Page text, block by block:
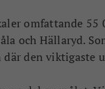
omfattande 55
och Hällaryd.
den viktigaste